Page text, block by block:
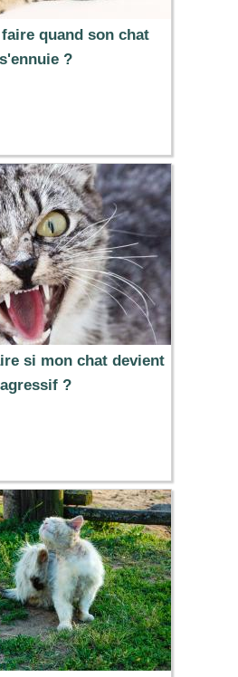
quand son chat
s'ennuie ?
si mon chat devient
agressif ?